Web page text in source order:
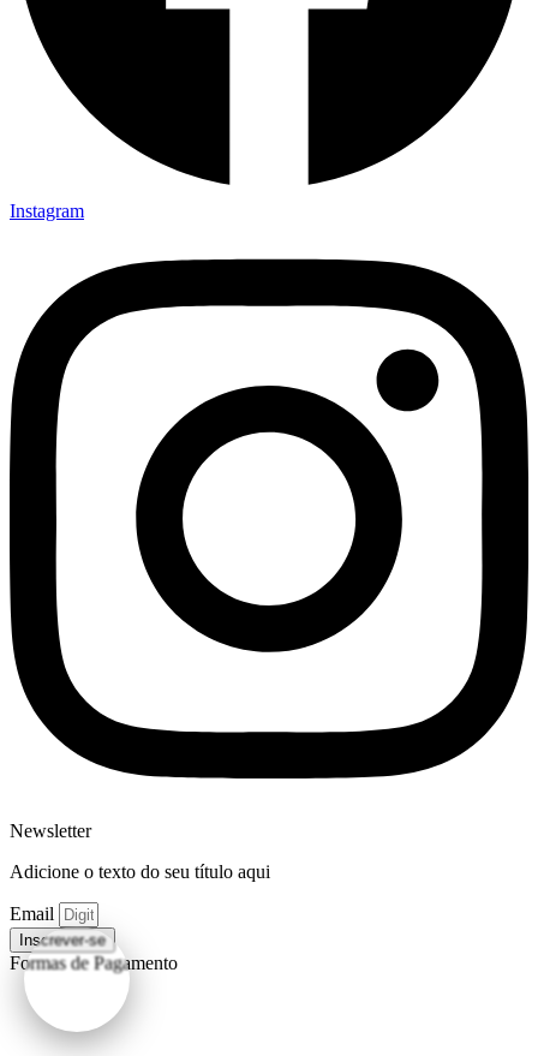
Instagram
Newsletter
Adicione o texto do seu título aqui
Email
Inscrever-se
Formas de Pagamento